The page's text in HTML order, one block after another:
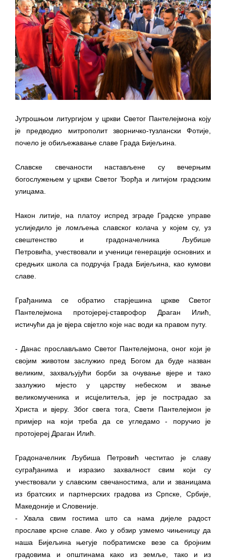
ДОДАТАК ЗА ДЕМОБИЛИСАНЕ БОРЦЕ
ВОЈСКЕ РЕПУБЛИКЕ СРПСКЕ У СТАЊУ
СОЦИЈАЛНЕ ПОТРЕБЕ
ЈАВНИ ПОЗИВ ЗА НАЈЉЕПШЕ УРЕЂЕНО
ДВОРИШТЕ ИНДИВИДУАЛНИХ
ДОМАЋИНСТАВА, ДВОРИШТЕ
ЗАЈЕДНИЦА ЕТАЖНИХ ВЛАСНИКА И ЈАВНИ
ПРОСТОР У МЈЕСНИМ ЗАЈЕДНИЦАМА НА
ТЕРИТОРИЈИ ГРАДА БИЈЕЉИНА
Обавјештење за предузетника - Гојко
Oд 27. јула пријем захтјева за новчану
Обрасци захтјева за регресирано
гориво доступни од 13. марта до 15.
новембра
Захтјев за издавање ПОНОСНЕ КАРТИЦЕ
Обавјештење за предузетника - Вера
Ујић
ЈАВНИ ПОЗИВ ЗА ПРИЈАВУ
Јутрошњом литургијом у цркви Светог Пантелејмона коју
је предводио митрополит зворничко-тузлански Фотије,
почело је обиљежавање славе Града Бијељина.
Славске свечаности настављене су вечерњим
богослужењем у цркви Светог Ђорђа и литијом градским
улицама.
Након литије, на платоу испред зграде Градске управе
услиједило је ломљења славског колача у којем су, уз
свештенство и градоначелника Љубише
Петровића, учествовали и ученици генерације основних и
средњих школа са подручја Града Бијељина, као кумови
славе.
Грађанима се обратио старјешина цркве Светог
Пантелејмона протојереј-ставрофор Драган Илић,
истичући да је вјера свјетло које нас води ка правом путу.
- Данас прослављамо Светог Пантелејмона, оног који је
својим животом заслужио пред Богом да буде назван
великим, захваљујући борби за очување вјере и тако
зазлужио мјесто у царству небеском и звање
великомученика и исцјелитеља, јер је пострадао за
Христа и вјеру. Због свега тога, Свети Пантелејмон је
примјер на који треба да се угледамо - поручио је
протојереј Драган Илић.
Градоначелник Љубиша Петровић честитао је славу
суграђанима и изразио захвалност свим који су
учествовали у славским свечаностима, али и званицама
из братских и партнерских градова из Српске, Србије,
Македоније и Словеније.
- Хвала свим гостима што са нама дијеле радост
прославе крсне славе. Ако у обзир узмемо чињеницу да
наша Бијељина његује побратимске везе са бројним
градовима и општинама како из земље, тако и из